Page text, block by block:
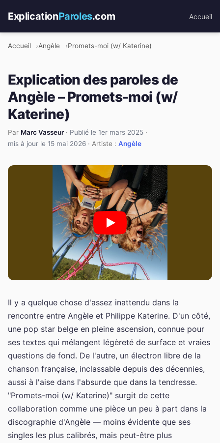
ExplicationParoles.com Accueil
Accueil Angèle Promets-moi (w/ Katerine)
Explication des paroles de
Angèle – Promets-moi (w/
Katerine)
Par Marc Vasseur· Publié le 1er mars 2025 ·
mis à jour le 15 mai 2026 · Artiste : Angèle
Il y a quelque chose d'assez inattendu dans la
rencontre entre Angèle et Philippe Katerine. D'un côté,
une pop star belge en pleine ascension, connue pour
ses textes qui mélangent légèreté de surface et vraies
questions de fond. De l'autre, un électron libre de la
chanson française, inclassable depuis des décennies,
aussi à l'aise dans l'absurde que dans la tendresse.
"Promets-moi (w/ Katerine)" surgit de cette
collaboration comme une pièce un peu à part dans la
discographie d'Angèle — moins évidente que ses
singles les plus calibrés, mais peut-être plus